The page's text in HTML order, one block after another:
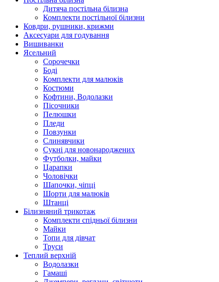
Дитяча постільна білизна
Комплекти постільної білизни
Ковдри, рушники, крижми
Аксесуари для годування
Вишиванки
Ясельний
Cорочечки
Боді
Комплекти для малюків
Костюми
Кофтини, Водолазки
Пісочники
Пелюшки
Пледи
Повзунки
Слинявчики
Сукні для новонароджених
Футболки, майки
Царапки
Чоловічки
Шапочки, чіпці
Шорти для малюків
Штанці
Білизняний трикотаж
Комплекти спідньої білизни
Майки
Топи для дівчат
Труси
Теплий верхній
Водолазки
Гамаші